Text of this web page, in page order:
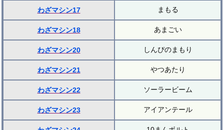
わざマシン17 まもる
わざマシン18 あまごい
わざマシン20 しんぴのまもり
わざマシン21 やつあたり
わざマシン22 ソーラービーム
わざマシン23 アイアンテール